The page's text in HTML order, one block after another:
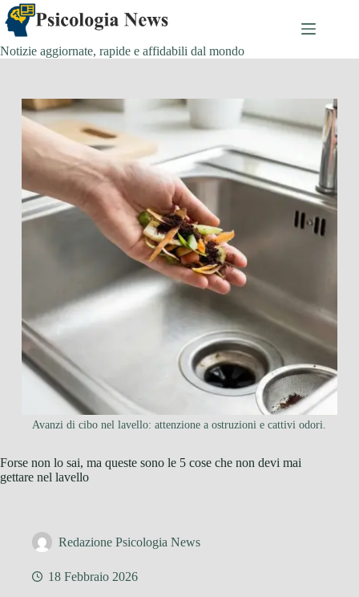
Salta
al
contenuto
Notizie aggiornate, rapide e affidabili dal mondo
Avanzi di cibo nel lavello: attenzione a ostruzioni e cattivi odori.
Forse non lo sai, ma queste sono le 5 cose che non devi mai
gettare nel lavello
Redazione Psicologia News
18 Febbraio 2026